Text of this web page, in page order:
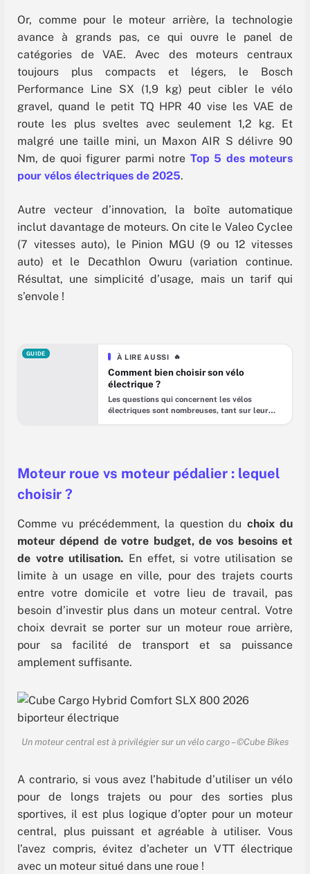
Or, comme pour le moteur arrière, la technologie
avance à grands pas, ce qui ouvre le panel de
catégories de VAE. Avec des moteurs centraux
toujours plus compacts et légers, le Bosch
Performance Line SX (1,9 kg) peut cibler le vélo
gravel, quand le petit TQ HPR 40 vise les VAE de
route les plus sveltes avec seulement 1,2 kg. Et
malgré une taille mini, un Maxon AIR S délivre 90
Nm, de quoi figurer parmi notre Top 5 des moteurs
pour vélos électriques de 2025.
Autre vecteur d’innovation, la boîte automatique
inclut davantage de moteurs. On cite le Valeo Cyclee
(7 vitesses auto), le Pinion MGU (9 ou 12 vitesses
auto) et le Decathlon Owuru (variation continue.
Résultat, une simplicité d’usage, mais un tarif qui
s’envole !
GUIDE À LIRE AUSSI 🔥
Comment bien choisir son vélo
électrique ?
Les questions qui concernent les vélos
électriques sont nombreuses, tant sur leur
vélos à assistance électrique a décuplé en 10
ans. En France, il
Moteur roue vs moteur pédalier : lequel
choisir ?
Comme vu précédemment, la question du choix du
moteur dépend de votre budget, de vos besoins et
de votre utilisation. En effet, si votre utilisation se
limite à un usage en ville, pour des trajets courts
entre votre domicile et votre lieu de travail, pas
besoin d’investir plus dans un moteur central. Votre
choix devrait se porter sur un moteur roue arrière,
pour sa facilité de transport et sa puissance
amplement suffisante.
Un moteur central est à privilégier sur un vélo cargo – ©Cube Bikes
A contrario, si vous avez l’habitude d’utiliser un vélo
pour de longs trajets ou pour des sorties plus
sportives, il est plus logique d’opter pour un moteur
central, plus puissant et agréable à utiliser. Vous
l’avez compris, évitez d’acheter un VTT électrique
avec un moteur situé dans une roue !